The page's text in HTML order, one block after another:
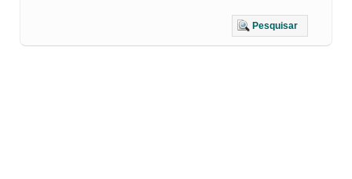
Pesquisar